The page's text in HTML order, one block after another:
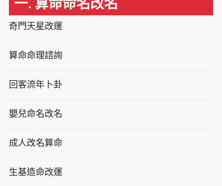
一. 算命命名改名
奇門天星改運
算命命理諮詢
回客流年卜卦
嬰兒命名改名
成人改名算命
生基造命改運